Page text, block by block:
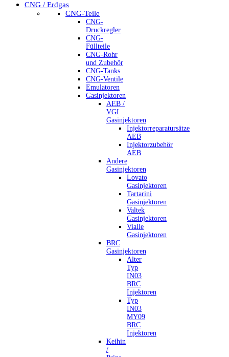
CNG / Erdgas
CNG-Teile
CNG-
Druckregler
CNG-
Füllteile
CNG-Rohr
und Zubehör
CNG-Tanks
CNG-Ventile
Emulatoren
Gasinjektoren
AEB /
VGI
Gasinjektoren
Injektorreparatursätze
AEB
Injektorzubehör
AEB
Andere
Gasinjektoren
Lovato
Gasinjektoren
Tartarini
Gasinjektoren
Valtek
Gasinjektoren
Vialle
Gasinjektoren
BRC
Gasinjektoren
Alter
Typ
IN03
BRC
Injektoren
Typ
IN03
MY09
BRC
Injektoren
Keihin
/